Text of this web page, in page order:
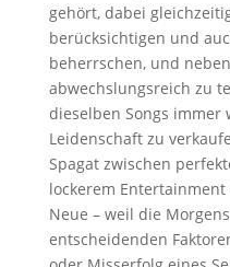
gehört, dabei
berücksichtigen und
beherrschen, und
abwechslungsreich zu
dieselben Songs
Leidenschaft zu
Spagat zwischen
lockerem
Neue – weil die
entscheidenden